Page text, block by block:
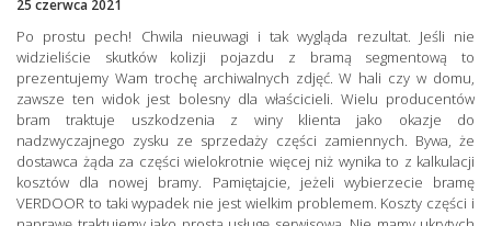
25 czerwca 2021
Po prostu pech! Chwila nieuwagi i tak wygląda rezultat. Jeśli nie
widzieliście skutków kolizji pojazdu z bramą segmentową to
prezentujemy Wam trochę archiwalnych zdjęć. W hali czy w domu,
zawsze ten widok jest bolesny dla właścicieli. Wielu producentów
bram traktuje uszkodzenia z winy klienta jako okazje do
nadzwyczajnego zysku ze sprzedaży części zamiennych. Bywa, że
dostawca żąda za części wielokrotnie więcej niż wynika to z kalkulacji
kosztów dla nowej bramy. Pamiętajcie, jeżeli wybierzecie bramę
VERDOOR to taki wypadek nie jest wielkim problemem. Koszty części i